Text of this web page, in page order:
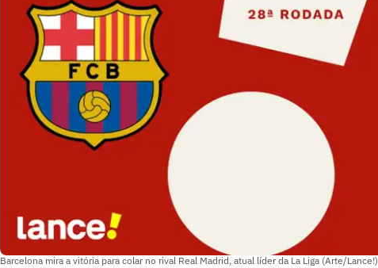
Barcelona mira a vitória para colar no rival Real Madrid, atual líder da La Liga (Arte/Lance!)